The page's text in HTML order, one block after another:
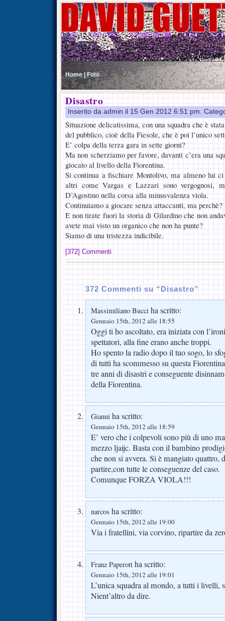
Home | Foto
Disastro
Inserito da admin il 15 Gen 2012 6:51 pm.
Situazione delicatissima, con una squadra che è
del pubblico, cioè della Fiesole, che è poi l’unico
E’ colpa della terza gara in sette giorni?
Ma non scherziamo per favore, davanti c’era una
giocato al livello della Fiorentina.
Si continua a fischiare Montolivo, ma almeno lui
altri come Vargas e Lazzari sono vergognosi,
D’Agostino nella corsa alla minusvalenza viola.
Continuiamo a giocare senza attaccanti, ma perchè?
E non tirate fuori la storia di Gilardino che non
avete mai visto un organico che non ha punte?
Siamo di una tristezza indicibile.
[372] Commenti
372 Commenti su “Disastro”
Massimiliano Bucci ha scritto:
Gennaio 15th, 2012 alle 18:55
Oggi ti ho ascoltato, era iniziata con
spettatori, alla fine erano anche troppi.
Ho spento la radio dopo il tuo sogo, lo
di tutti ha scommesso su questa
tre anni di disastri e conseguente
della Fiorentina.
Gianni ha scritto:
Gennaio 15th, 2012 alle 18:59
E’ vero che i colpevoli sono più di uno
mezzo ljaijc. Basta con il bambino
che non si avvera. Si è mangiato quattro,
partire,con tutte le conseguenze del caso.
Comunque FORZA VIOLA!!!
narcos ha scritto:
Gennaio 15th, 2012 alle 19:00
Via i fratellini, via corvino, ripartire da
Franz Paperott ha scritto:
Gennaio 15th, 2012 alle 19:01
L’unica squadra al mondo, a tutti i livelli,
Nient’altro da dire.